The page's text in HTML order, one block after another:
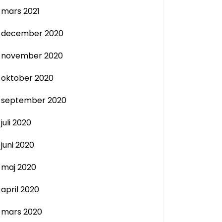
mars 2021
december 2020
november 2020
oktober 2020
september 2020
juli 2020
juni 2020
maj 2020
april 2020
mars 2020